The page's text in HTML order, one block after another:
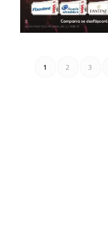
1 2 3